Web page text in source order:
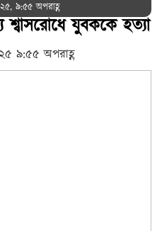
৯:৫৫ অপরাহ্ণ
যুবককে হত্যা
৯:৫৫ অপরাহ্ণ